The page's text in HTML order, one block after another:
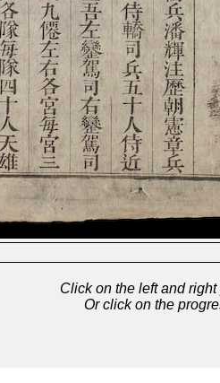
Click on the left and
Or click on the